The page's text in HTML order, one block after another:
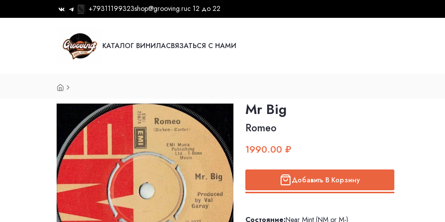
+79311199323shop@grooving.ruс 12 до 22
КАТАЛОГ ВИНИЛАСВЯЗАТЬСЯ С НАМИ
Mr Big
Romeo
1990.00 ₽
Добавить В Корзину
Состояние:Near Mint (NM or M-)